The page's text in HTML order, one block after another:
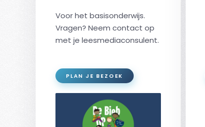
Voor het basisonderwijs.
Vragen? Neem contact op
met je leesmediaconsulent.
PLAN JE BEZOEK